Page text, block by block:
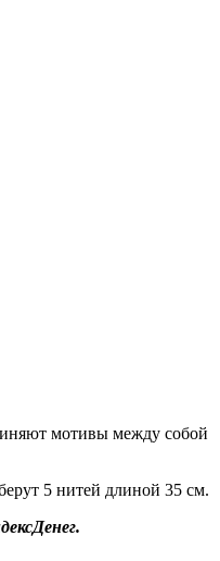
мотивы между собой
5 нитей длиной 35 см.